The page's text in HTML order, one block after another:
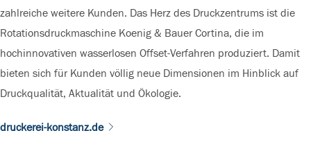
zahlreiche weitere Kunden. Das Herz des Druckzentrums ist die
Rotationsdruckmaschine Koenig & Bauer Cortina, die im
hochinnovativen wasserlosen Offset-Verfahren produziert. Damit
bieten sich für Kunden völlig neue Dimensionen im Hinblick auf
Druckqualität, Aktualität und Ökologie.
druckerei-konstanz.de